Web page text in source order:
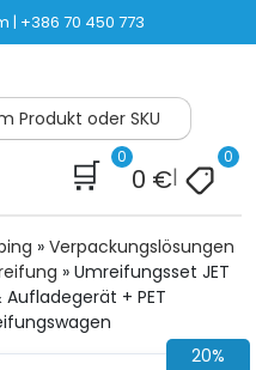
| +386 70 450 773
and Packing Machines
Produkt oder SKU
🛒 0
0 €|
0
» Verpackungslösungen
» Umreifungsset JET
Aufladegerät + PET
20%